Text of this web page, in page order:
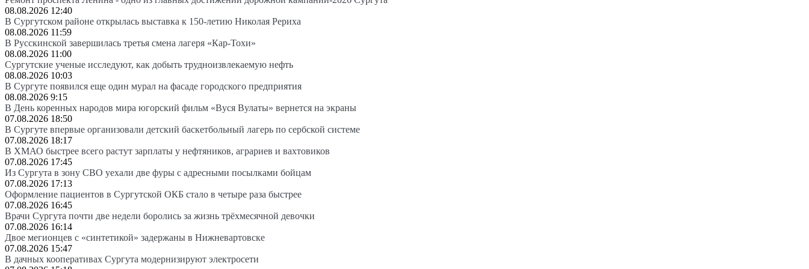
08.08.2026 12:40
В Сургутском районе открылась выставка к 150-летию Николая Рериха
08.08.2026 11:59
В Русскинской завершилась третья смена лагеря «Кар-Тохи»
08.08.2026 11:00
Сургутские ученые исследуют, как добыть трудноизвлекаемую нефть
08.08.2026 10:03
В Сургуте появился еще один мурал на фасаде городского предприятия
08.08.2026 9:15
В День коренных народов мира югорский фильм «Вуся Вулаты» вернется на экраны
07.08.2026 18:50
В Сургуте впервые организовали детский баскетбольный лагерь по сербской системе
07.08.2026 18:17
В ХМАО быстрее всего растут зарплаты у нефтяников, аграриев и вахтовиков
07.08.2026 17:45
Из Сургута в зону СВО уехали две фуры с адресными посылками бойцам
07.08.2026 17:13
Оформление пациентов в Сургутской ОКБ стало в четыре раза быстрее
07.08.2026 16:45
Врачи Сургута почти две недели боролись за жизнь трёхмесячной девочки
07.08.2026 16:14
Двое мегионцев с «синтетикой» задержаны в Нижневартовске
07.08.2026 15:47
В дачных кооперативах Сургута модернизируют электросети